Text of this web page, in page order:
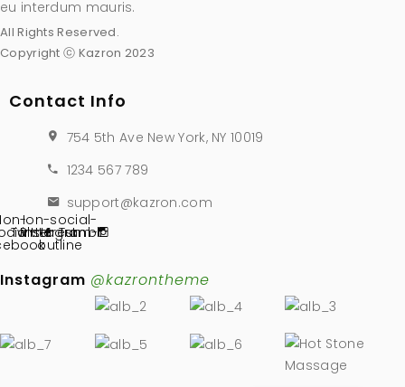
eu interdum mauris.
All Rights Reserved.
Copyright ⓒ Kazron 2023
Contact Info
754 5th Ave New York, NY 10019
1234 567 789
support@kazron.com
Ion-
Twitter
Pinterest
Ion-social-
instagram-
outline
Tumblr
Instagram @kazrontheme